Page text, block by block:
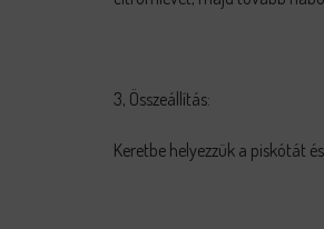
3, Összeállítás:
Keretbe helyezzük a piskótát